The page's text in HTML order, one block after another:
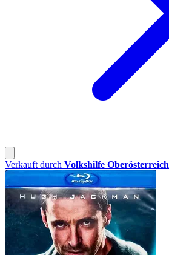
Verkauft durch Volkshilfe Oberösterreich